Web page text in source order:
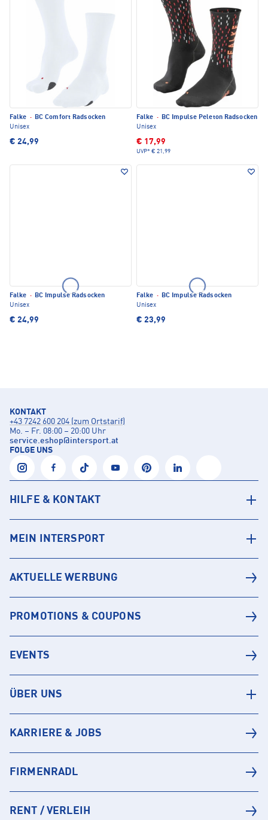
Falke · BC Comfort Radsocken
Unisex
€ 24,99
Falke · BC Impulse Peleton Radsocken
Unisex
€ 17,99
UVP* € 21,99
Falke · BC Impulse Radsocken
Unisex
€ 24,99
Falke · BC Impulse Radsocken
Unisex
€ 23,99
KONTAKT
+43 7242 600 204 (zum Ortstarif)
Mo. – Fr. 08:00 – 20:00 Uhr
service.eshop@intersport.at
FOLGE UNS
HILFE & KONTAKT
MEIN INTERSPORT
AKTUELLE WERBUNG
PROMOTIONS & COUPONS
EVENTS
ÜBER UNS
KARRIERE & JOBS
FIRMENRADL
RENT / VERLEIH